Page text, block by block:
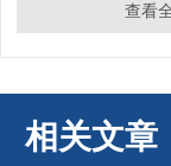
查看
相关文章